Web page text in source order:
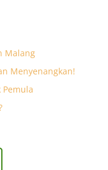
Malang
Menyenangkan!